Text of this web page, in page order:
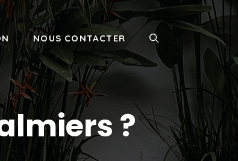
NOUS CONTACTER
?